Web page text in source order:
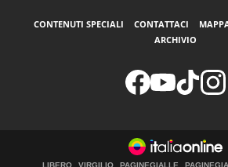
CONTENUTI SPECIALI CONTATTACI
ARCHIVIO
LIBERO VIRGILIO PAGINEGIALLE